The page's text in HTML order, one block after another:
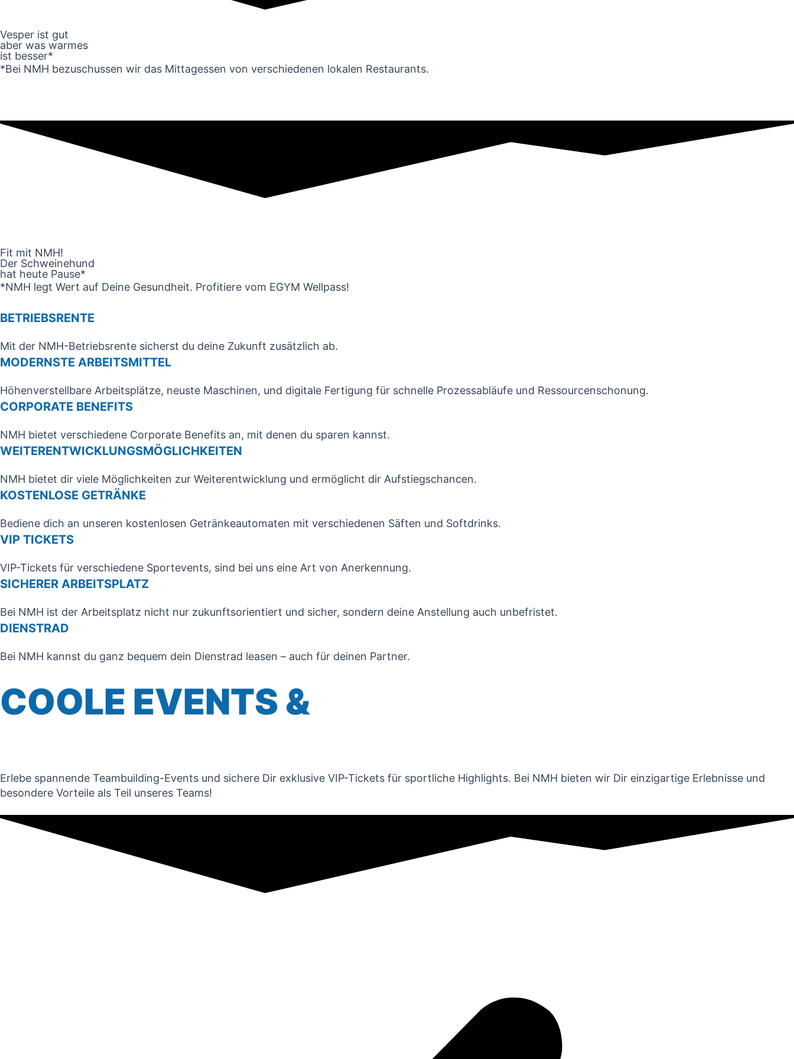
Vesper ist gut
aber was warmes
ist besser*
*Bei NMH bezuschussen wir das Mittag­essen von ver­schiedenen lokalen Restaurants.
Fit mit NMH!
Der Schweinehund
hat heute Pause*
*NMH legt Wert auf Deine Gesundheit. Profitiere vom EGYM Wellpass!
BETRIEBSRENTE
Mit der NMH-Betriebsrente sicherst du deine Zukunft zusätzlich ab.
MODERNSTE ARBEITSMITTEL
Höhenverstellbare Arbeitsplätze, neuste Maschinen, und digitale Fertigung für schnelle Prozessabläufe und Ressourcenschonung.
CORPORATE BENEFITS
NMH bietet verschiedene Corporate Benefits an, mit denen du sparen kannst.
WEITER­ENTWICKLUNGS­MÖGLICHKEITEN
NMH bietet dir viele Möglichkeiten zur Weiterentwicklung und ermöglicht dir Aufstiegschancen.
KOSTENLOSE GETRÄNKE
Bediene dich an unseren kostenlosen Getränkeautomaten mit verschiedenen Säften und Softdrinks.
VIP TICKETS
VIP-Tickets für verschiedene Sportevents, sind bei uns eine Art von Anerkennung.
SICHERER ARBEITSPLATZ
Bei NMH ist der Arbeitsplatz nicht nur zukunftsorientiert und sicher, sondern deine Anstellung auch unbefristet.
DIENST­RAD
Bei NMH kannst du ganz bequem dein Dienstrad leasen – auch für deinen Partner.
COOLE EVENTS &
Erlebe spannende Teambuilding-Events und sichere Dir exklusive VIP-Tickets für sportliche Highlights. Bei NMH bieten wir Dir einzigartige Erlebnisse und
besondere Vorteile als Teil unseres Teams!